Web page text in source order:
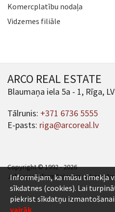
Komercplatību nodaļa
Vidzemes filiāle
ARCO REAL ESTATE
Blaumaņa iela 5a - 1, Rīga,
Tālrunis: +371 6736 5555
E-pasts: riga@arcoreal.lv
Copyright © 1992 - 2026
Jebkuras informācijas un satura
Informējam, ka mūsu tīmekļa
sīkdatnes (cookies). Lai
piekrist sīkdatņu
vairāk